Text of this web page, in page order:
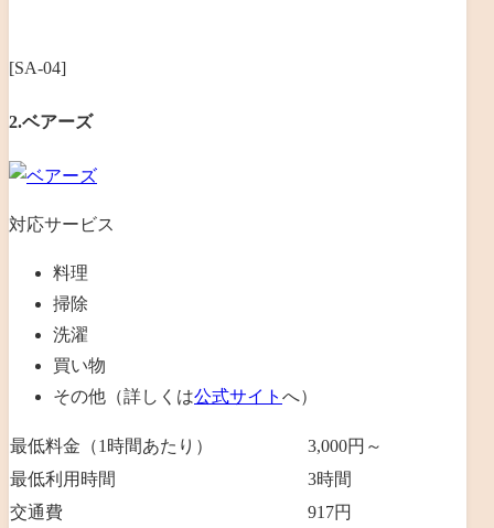
[SA-04]
2.ベアーズ
対応サービス
料理
掃除
洗濯
買い物
その他（詳しくは公式サイト へ）
最低料金（1時間あたり）
3,000円～
最低利用時間
3時間
交通費
917円